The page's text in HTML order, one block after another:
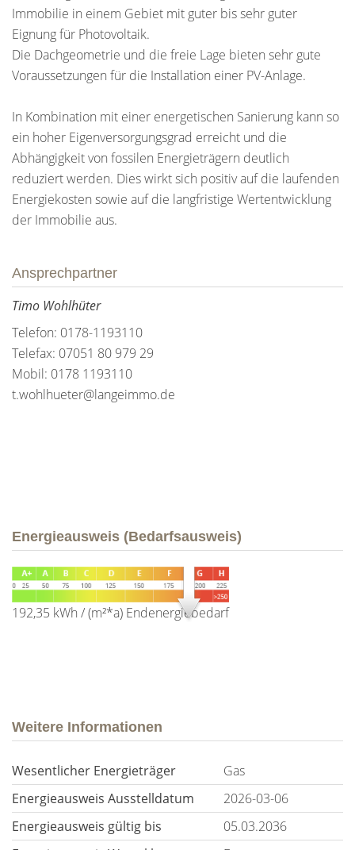
Immobilie in einem Gebiet mit guter bis sehr guter
Eignung für Photovoltaik.
Die Dachgeometrie und die freie Lage bieten sehr gute
Voraussetzungen für die Installation einer PV-Anlage.
In Kombination mit einer energetischen Sanierung kann so
ein hoher Eigenversorgungsgrad erreicht und die
Abhängigkeit von fossilen Energieträgern deutlich
reduziert werden. Dies wirkt sich positiv auf die laufenden
Energiekosten sowie auf die langfristige Wertentwicklung
der Immobilie aus.
Ansprechpartner
Timo Wohlhüter
Telefon: 0178-1193110
Telefax: 07051 80 979 29
Mobil: 0178 1193110
t.wohlhueter@langeimmo.de
Energieausweis (Bedarfsausweis)
192,35 kWh / (m²*a) Endenergiebedarf
Weitere Informationen
Wesentlicher Energieträger
Gas
Energieausweis Ausstelldatum
2026-03-06
Energieausweis gültig bis
05.03.2036